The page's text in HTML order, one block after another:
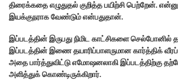
திரைக்கதை எழுதுதல் குறித்த பயிற்சி பெற்றேன்.
இயக்குநராக வேண்டும் என்பதுதான்.
இப்படத்தின் இருபது நிமிட காட்சிகளை செல்போனில்
இப்படத்தின் இணை தயாரிப்பாளருமான கார்த்திக்
அதை பார்த்துவிட்டு எமோஷனலாகி இப்படத்திற்கு
அளித்துக் கொண்டிருக்கிறார்.